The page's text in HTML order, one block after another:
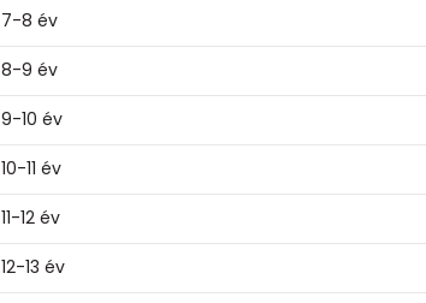
7-8 év
8-9 év
9-10 év
10-11 év
11-12 év
12-13 év